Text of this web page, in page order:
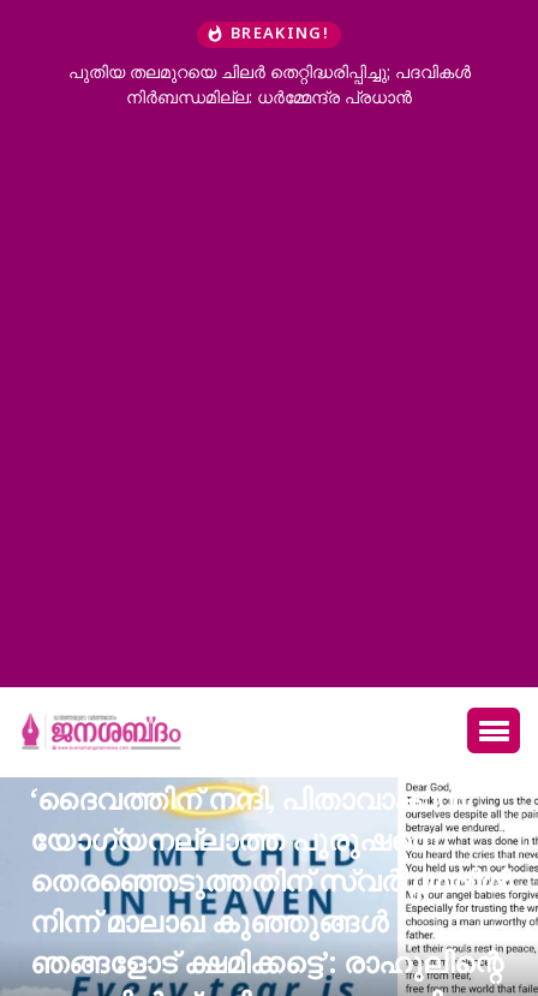
BREAKING!
പദവികൾ
പൊലീസിനെ വെല്ലുവിളിക്കുന്നത്
വെല്ലുവിളിക്കുന്നത് പോലെ: എഡിജിപി
‘ദൈവത്തിന് നന്ദി, പിതാവാകാൻ
യോഗ്യനല്ലാത്ത പുരുഷനെ
തെരഞ്ഞെടുത്തതിന് സ്വർഗ്ഗത്തിൽ
നിന്ന് മാലാഖ കുഞ്ഞുങ്ങള്‍
ഞങ്ങളോട് ക്ഷമിക്കട്ടെ’: രാഹുലിന്റെ